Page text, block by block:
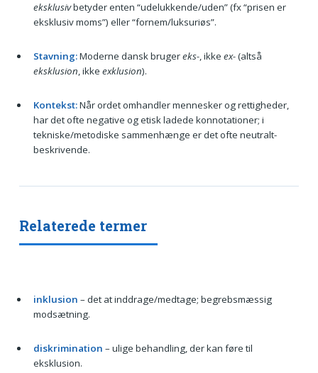
eksklusivbetyder enten “udelukkende/uden” (fx “prisen er
eksklusiv moms”) eller “fornem/luksuriøs”.
Stavning:Moderne dansk brugereks-, ikke ex-(altså
eksklusion, ikke exklusion).
Kontekst:Når ordet omhandler mennesker og rettigheder,
har det ofte negative og etisk ladede konnotationer; i
tekniske/metodiske sammenhænge er det ofte neutralt-
beskrivende.
Relaterede termer
inklusion – det at inddrage/medtage; begrebsmæssig
modsætning.
diskrimination – ulige behandling, der kan føre til
eksklusion.